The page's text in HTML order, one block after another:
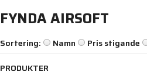
FYNDA AIRSOFT
Sortering: Namn Pris stigande
PRODUKTER